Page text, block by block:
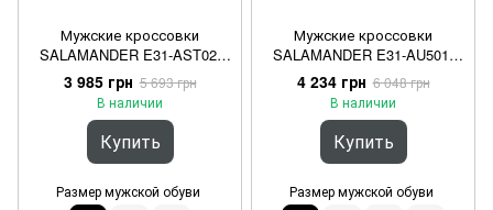
Мужские кроссовки
SALAMANDER E31-AST02-
6900-1500 Серый 41
3 985 грн 5 693 грн
В наличии
Купить
Размер мужской обуви
Мужские кроссовки
SALAMANDER E31-AU501-
5950 4110 Синий 40
4 234 грн 6 048 грн
В наличии
Купить
Размер мужской обуви